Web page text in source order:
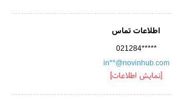
اطلاعات تماس
021284*****
in**@novinhub.com
[نمایش اطلاعات]